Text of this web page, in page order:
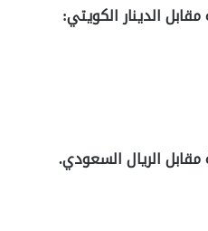
الدينار الكويتي:
الريال السعودي.